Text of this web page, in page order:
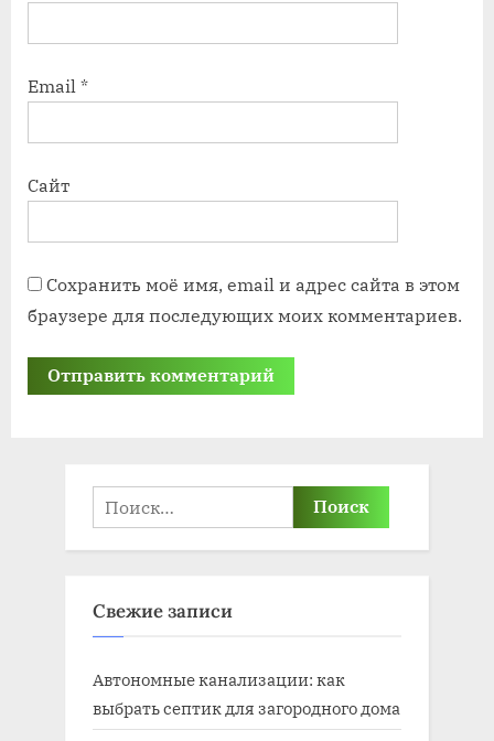
Email *
Сайт
Сохранить моё имя, email и адрес сайта в этом
браузере для последующих моих комментариев.
Найти:
Свежие записи
Автономные канализации: как
выбрать септик для загородного дома